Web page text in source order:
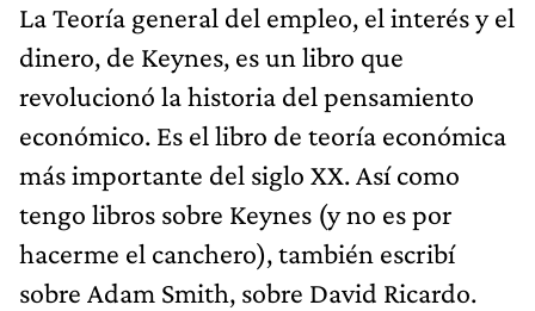
La Teoría general del empleo, el interés y el
dinero, de Keynes, es un libro que
revolucionó la historia del pensamiento
económico. Es el libro de teoría económica
más importante del siglo XX. Así como
tengo libros sobre Keynes (y no es por
hacerme el canchero), también escribí
sobre Adam Smith, sobre David Ricardo.